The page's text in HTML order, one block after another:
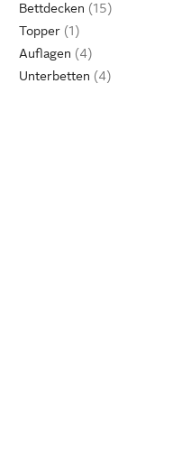
Bettdecken
Topper
Auflagen
Unterbetten